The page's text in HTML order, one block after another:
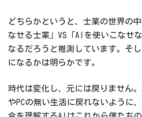
どちらかというと、士業の世界の
なせる士業」VS「AIを使いこなせ
なるだろうと推測しています。そ
になるかは明らかです。
時代は変化し、元には戻りません
やPCの無い生活に戻れないように